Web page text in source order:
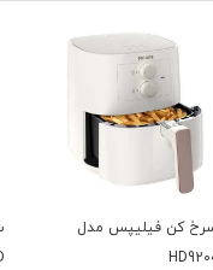
سرخ کن تفال مدل
EY801D